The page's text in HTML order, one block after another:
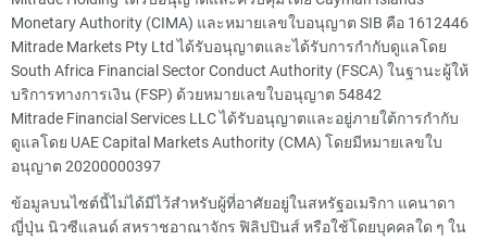
Monetary Authority (CIMA) และหมายเลขใบอนุญาต SIB คือ 1612446
Mitrade Markets Pty Ltd ได้รับอนุญาตและได้รับการกำกับดูแลโดย
South Africa Financial Sector Conduct Authority (FSCA) ในฐานะผู้ให้
บริการทางการเงิน (FSP) ด้วยหมายเลขใบอนุญาต 54842
Mitrade Financial Services LLC ได้รับอนุญาตและอยู่ภายใต้การกำกับ
ดูแลโดย UAE Capital Markets Authority (CMA) โดยมีหมายเลขใบ
อนุญาต 20200000397
ข้อมูลบนไซต์นี้ไม่ได้มีไว้สำหรับผู้ที่อาศัยอยู่ในสหรัฐอเมริกา แคนาดา
ญี่ปุ่น นิวซีแลนด์ สหราชอาณาจักร ฟิลิปปินส์ หรือใช้โดยบุคคลใด ๆ ใน